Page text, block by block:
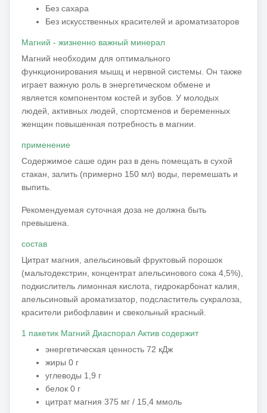
Без сахара
Без искусственных красителей и ароматизаторов
Магний - жизненно важный минерал
Магний необходим для оптимального
функционирования мышц и нервной системы. Он также
играет важную роль в энергетическом обмене и
является компонентом костей и зубов. У молодых
людей, активных людей, спортсменов и беременных
женщин повышенная потребность в магнии.
применение
Содержимое саше один раз в день помещать в сухой
стакан, залить (примерно 150 мл) воды, перемешать и
выпить.
Рекомендуемая суточная доза не должна быть
превышена.
состав
Цитрат магния, апельсиновый фруктовый порошок
(мальтодекстрин, концентрат апельсинового сока 4,5%),
подкислитель лимонная кислота, гидрокарбонат калия,
апельсиновый ароматизатор, подсластитель сукралоза,
красители рибофлавин и свекольный красный.
1 пакетик Магний Диаспорал Актив содержит
энергетическая ценность 72 кДж
жиры 0 г
углеводы 1,9 г
белок 0 г
цитрат магния 375 мг / 15,4 ммоль